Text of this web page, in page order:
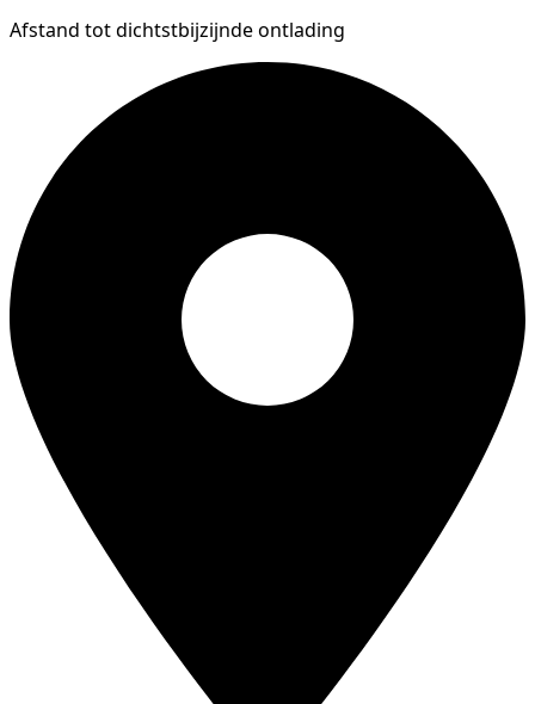
Afstand tot dichtstbijzijnde ontlading